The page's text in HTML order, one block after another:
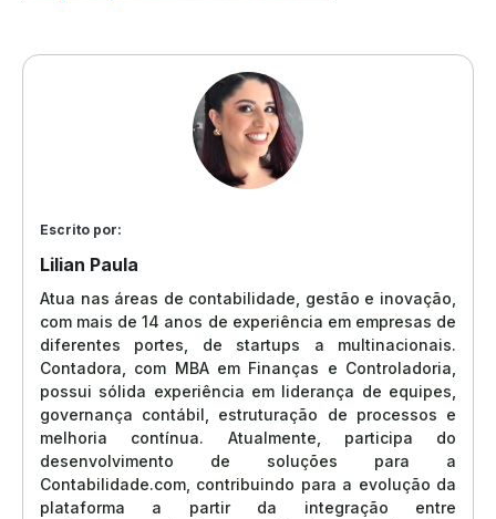
Escrito por:
Lilian Paula
Atua nas áreas de contabilidade, gestão e inovação,
com mais de 14 anos de experiência em empresas de
diferentes portes, de startups a multinacionais.
Contadora, com MBA em Finanças e Controladoria,
possui sólida experiência em liderança de equipes,
governança contábil, estruturação de processos e
melhoria contínua. Atualmente, participa do
desenvolvimento de soluções para a
Contabilidade.com, contribuindo para a evolução da
plataforma a partir da integração entre